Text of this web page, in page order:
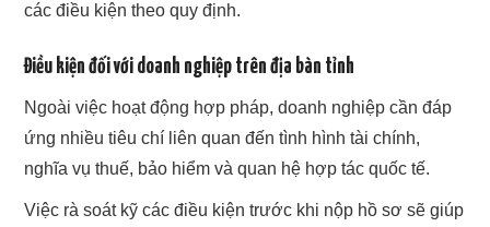
các điều kiện theo quy định.
Điều kiện đối với doanh nghiệp trên địa bàn tỉnh
Ngoài việc hoạt động hợp pháp, doanh nghiệp cần đáp
ứng nhiều tiêu chí liên quan đến tình hình tài chính,
nghĩa vụ thuế, bảo hiểm và quan hệ hợp tác quốc tế.
Việc rà soát kỹ các điều kiện trước khi nộp hồ sơ sẽ giúp